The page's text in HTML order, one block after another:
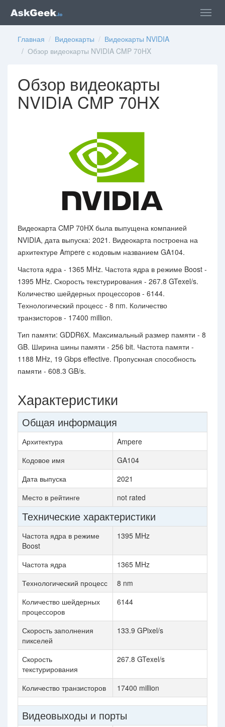
Главная / Видеокарты / Видеокарты NVIDIA
/ Обзор видеокарты NVIDIA CMP 70HX
Обзор видеокарты
NVIDIA CMP 70HX
Видеокарта CMP 70HX была выпущена компанией
NVIDIA, дата выпуска: 2021. Видеокарта построена на
архитектуре Ampere с кодовым названием GA104.
Частота ядра - 1365 MHz. Частота ядра в режиме Boost -
1395 MHz. Скорость текстурирования - 267.8 GTexel/s.
Количество шейдерных процессоров - 6144.
Технологический процесс - 8 nm. Количество
транзисторов - 17400 million.
Тип памяти: GDDR6X. Максимальный размер памяти - 8
GB. Ширина шины памяти - 256 bit. Частота памяти -
1188 MHz, 19 Gbps effective. Пропускная способность
памяти - 608.3 GB/s.
Характеристики
Общая информация
Архитектура
Ampere
Кодовое имя
GA104
Дата выпуска
2021
Место в рейтинге
not rated
Технические характеристики
Частота ядра в режиме
Boost
1395 MHz
Частота ядра
1365 MHz
Технологический процесс
8 nm
Количество шейдерных
процессоров
6144
Скорость заполнения
пикселей
133.9 GPixel/s
Скорость
текстурирования
267.8 GTexel/s
Количество транзисторов 17400 million
Видеовыходы и порты